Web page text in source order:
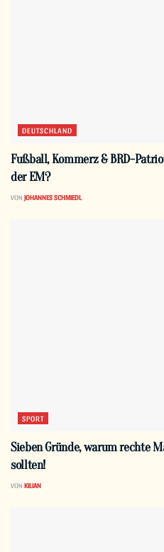
DEUTSCHLAND
Fußball, Kommerz & BRD-
der EM?
VON JOHANNES SCHMIEDL
SPORT
Sieben Gründe, warum rechte
sollten!
VON KILIAN